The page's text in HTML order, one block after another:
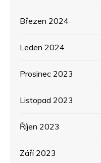
Březen 2024
Leden 2024
Prosinec 2023
Listopad 2023
Říjen 2023
Září 2023